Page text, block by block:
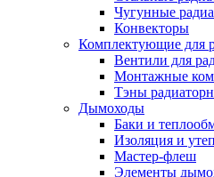
Чугунные
Конвекторы
Комплектующие для
Вентили для
Монтажные
Тэны
Дымоходы
Баки и
Изоляция и
Мастер-флеш
Элементы